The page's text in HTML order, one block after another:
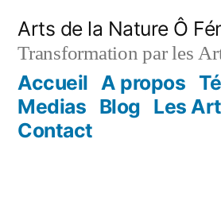
contenu
Arts de la Nature Ô
Transformation par les
Accueil A propos
Medias Blog Les
Contact